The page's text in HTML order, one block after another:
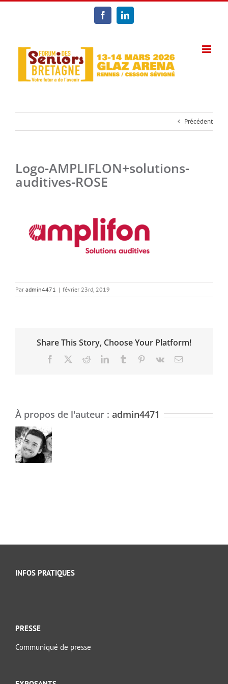
Passer
FacebookLinkedIn
Précédent
Logo-AMPLIFLON+solutions-
auditives-ROSE
Par admin4471 | février 23rd, 2019
Share This Story, Choose Your Platform!
Facebook RedditLinkedInTumblr Pinterest
Vk Email
À propos de l'auteur : admin4471
INFOS PRATIQUES
PRESSE
Communiqué de presse